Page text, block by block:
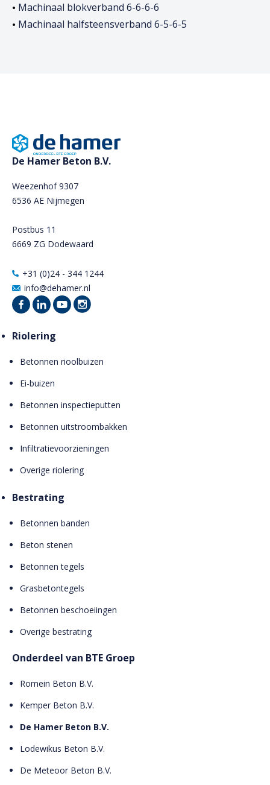
Machinaal blokverband 6-6-6-6
Machinaal halfsteensverband 6-5-6-5
De Hamer Beton B.V.
Weezenhof 9307
6536 AE Nijmegen
Postbus 11
6669 ZG Dodewaard
+31 (0)24 - 344 1244
info@dehamer.nl
Riolering
Betonnen rioolbuizen
Ei-buizen
Betonnen inspectieputten
Betonnen uitstroombakken
Infiltratievoorzieningen
Overige riolering
Bestrating
Betonnen banden
Beton stenen
Betonnen tegels
Grasbetontegels
Betonnen beschoeiingen
Overige bestrating
Onderdeel van BTE Groep
Romein Beton B.V.
Kemper Beton B.V.
De Hamer Beton B.V.
Lodewikus Beton B.V.
De Meteoor Beton B.V.